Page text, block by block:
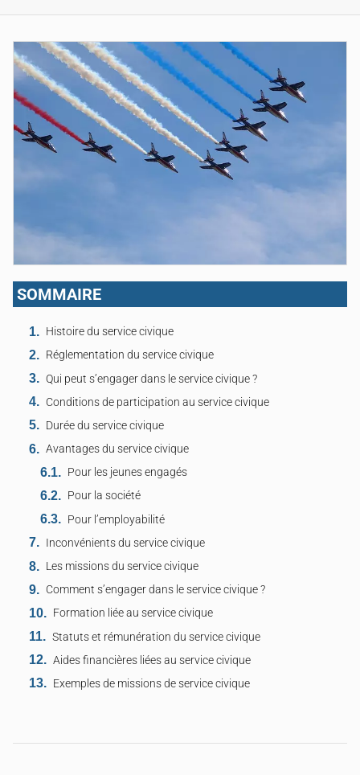
SOMMAIRE
Histoire du service civique
Réglementation du service civique
Qui peut s’engager dans le service civique ?
Conditions de participation au service civique
Durée du service civique
Avantages du service civique
Pour les jeunes engagés
Pour la société
Pour l’employabilité
Inconvénients du service civique
Les missions du service civique
Comment s’engager dans le service civique ?
Formation liée au service civique
Statuts et rémunération du service civique
Aides financières liées au service civique
Exemples de missions de service civique